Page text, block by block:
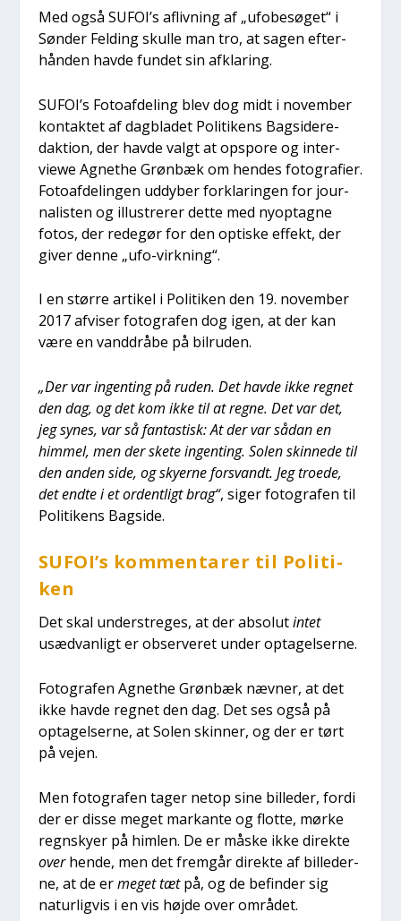
Med også SUFOI’s afliv­ning af „ufo­be­sø­get“ i
Søn­der Fel­ding skul­le man tro, at sagen efter­
hån­den hav­de fun­det sin afkla­ring.
SUFOI’s Foto­af­de­ling blev dog midt i novem­ber
kon­tak­tet af dag­bla­det Poli­ti­kens Bag­si­de­re­
dak­tion, der hav­de valgt at opspo­re og inter­
viewe Agnet­he Grøn­bæk om hen­des foto­gra­fi­er.
Foto­af­de­lin­gen uddy­ber for­kla­rin­gen for jour­
na­li­sten og illu­stre­rer det­te med nyop­tag­ne
fotos, der rede­gør for den opti­ske effekt, der
giver den­ne „ufo-virk­ning“.
I en stør­re arti­kel i Poli­ti­ken den 19. novem­ber
2017 afvi­ser foto­gra­fen dog igen, at der kan
være en vand­drå­be på bil­r­u­den.
„Der var ingen­ting på ruden. Det hav­de ikke reg­net
den dag, og det kom ikke til at reg­ne. Det var det,
jeg synes, var så fan­ta­stisk: At der var sådan en
him­mel, men der ske­te ingen­ting. Solen skin­ne­de til
den anden side, og sky­er­ne for­svandt. Jeg tro­e­de,
det end­te i et ordent­ligt brag“, siger foto­gra­fen til
Poli­ti­kens Bag­si­de.
SUFOI’s kom­men­ta­rer til Poli­ti­
ken
Det skal under­stre­ges, at der abso­lutintet
usæd­van­ligt er obser­ve­ret under opta­gel­ser­ne.
Foto­gra­fen Agnet­he Grøn­bæk næv­ner, at det
ikke hav­de reg­net den dag. Det ses også på
opta­gel­ser­ne, at Solen skin­ner, og der er tørt
på vej­en.
Men foto­gra­fen tager net­op sine bil­le­der, for­di
der er dis­se meget mar­kan­te og flot­te, mør­ke
regn­sky­er på him­len. De er måske ikke direk­te
overhen­de, men det frem­går direk­te af bil­le­der­
ne, at de ermeget tætpå, og de befin­der sig
natur­lig­vis i en vis høj­de over områ­det.